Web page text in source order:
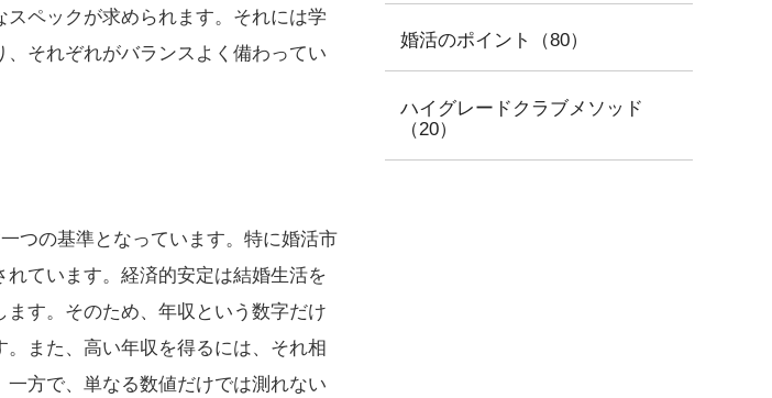
ペックが求められます。それには学
それぞれがバランスよく備わってい
つの基準となっています。特に婚活市
ています。経済的安定は結婚生活を
す。そのため、年収という数字だけ
また、高い年収を得るには、それ相
方で、単なる数値だけでは測れない
婚活のポイント（80）
ハイグレードクラブメソッド
（20）